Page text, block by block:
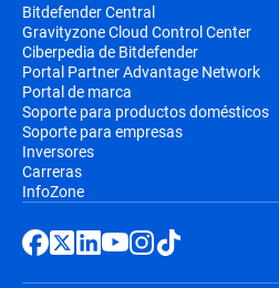
Bitdefender Central
Gravityzone Cloud Control Center
Ciberpedia de Bitdefender
Portal Partner Advantage Network
Portal de marca
Soporte para productos domésticos
Soporte para empresas
Inversores
Carreras
InfoZone